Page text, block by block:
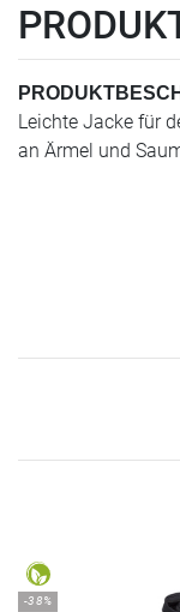
Leichte Jacke für
an Ärmel und
-38%